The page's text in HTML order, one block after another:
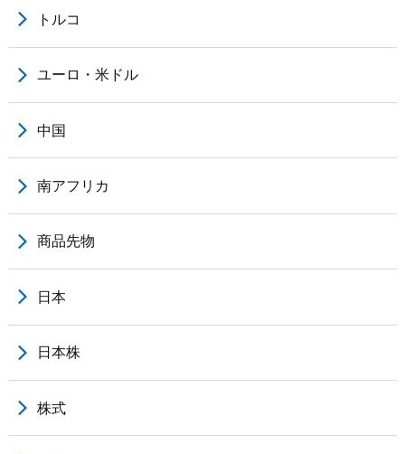
トルコ
ユーロ・米ドル
中国
南アフリカ
商品先物
日本
日本株
株式